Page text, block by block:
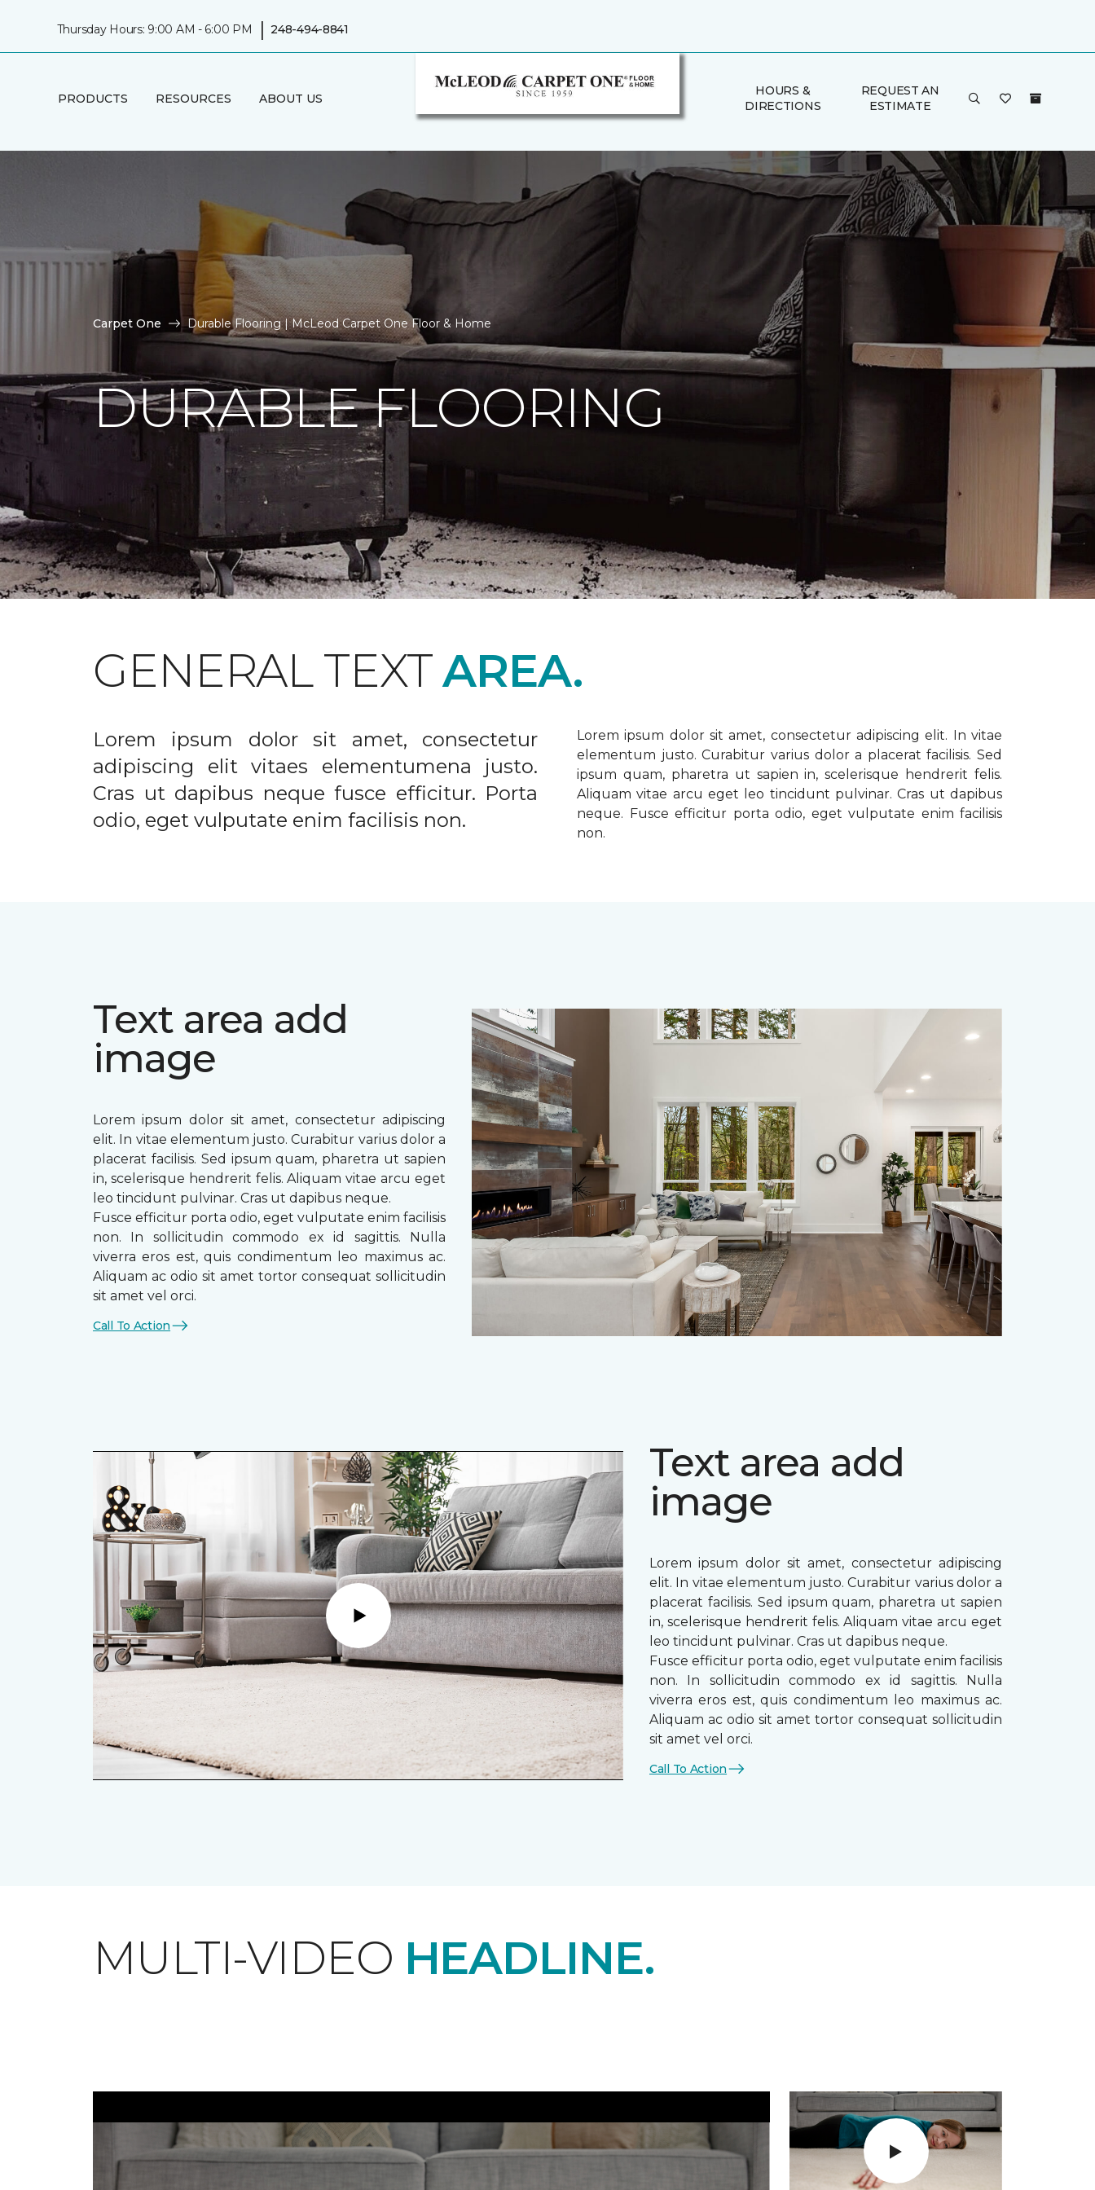
Thursday Hours: 9:00 AM - 6:00 PM | 248-494-8841
PRODUCTS RESOURCES ABOUT US
HOURS &
DIRECTIONS
REQUEST AN
ESTIMATE
Carpet One Durable Flooring | McLeod Carpet One Floor & Home
DURABLE FLOORING
GENERAL TEXTAREA.
Lorem ipsum dolor sit amet, consectetur
adipiscing elit vitaes elementumena justo.
Cras ut dapibus neque fusce efficitur. Porta
odio, eget vulputate enim facilisis non.
Lorem ipsum dolor sit amet, consectetur adipiscing elit. In vitae
elementum justo. Curabitur varius dolor a placerat facilisis. Sed
ipsum quam, pharetra ut sapien in, scelerisque hendrerit felis.
Aliquam vitae arcu eget leo tincidunt pulvinar. Cras ut dapibus
neque. Fusce efficitur porta odio, eget vulputate enim facilisis
non.
Text area add
image
Lorem ipsum dolor sit amet, consectetur adipiscing
elit. In vitae elementum justo. Curabitur varius dolor a
placerat facilisis. Sed ipsum quam, pharetra ut sapien
in, scelerisque hendrerit felis. Aliquam vitae arcu eget
leo tincidunt pulvinar. Cras ut dapibus neque.
Fusce efficitur porta odio, eget vulputate enim facilisis
non. In sollicitudin commodo ex id sagittis. Nulla
viverra eros est, quis condimentum leo maximus ac.
Aliquam ac odio sit amet tortor consequat sollicitudin
sit amet vel orci.
Call To Action
Text area add
image
Lorem ipsum dolor sit amet, consectetur adipiscing
elit. In vitae elementum justo. Curabitur varius dolor a
placerat facilisis. Sed ipsum quam, pharetra ut sapien
in, scelerisque hendrerit felis. Aliquam vitae arcu eget
leo tincidunt pulvinar. Cras ut dapibus neque.
Fusce efficitur porta odio, eget vulputate enim facilisis
non. In sollicitudin commodo ex id sagittis. Nulla
viverra eros est, quis condimentum leo maximus ac.
Aliquam ac odio sit amet tortor consequat sollicitudin
sit amet vel orci.
Call To Action
Play
MULTI-VIDEO HEADLINE.